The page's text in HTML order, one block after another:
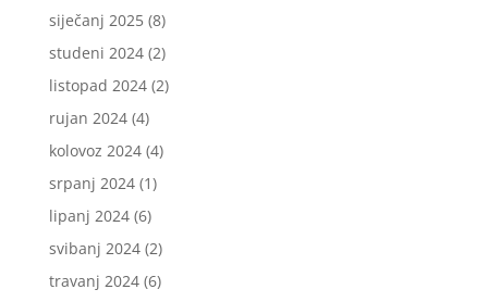
siječanj 2025(8)
studeni 2024(2)
listopad 2024(2)
rujan 2024(4)
kolovoz 2024(4)
srpanj 2024(1)
lipanj 2024(6)
svibanj 2024(2)
travanj 2024(6)